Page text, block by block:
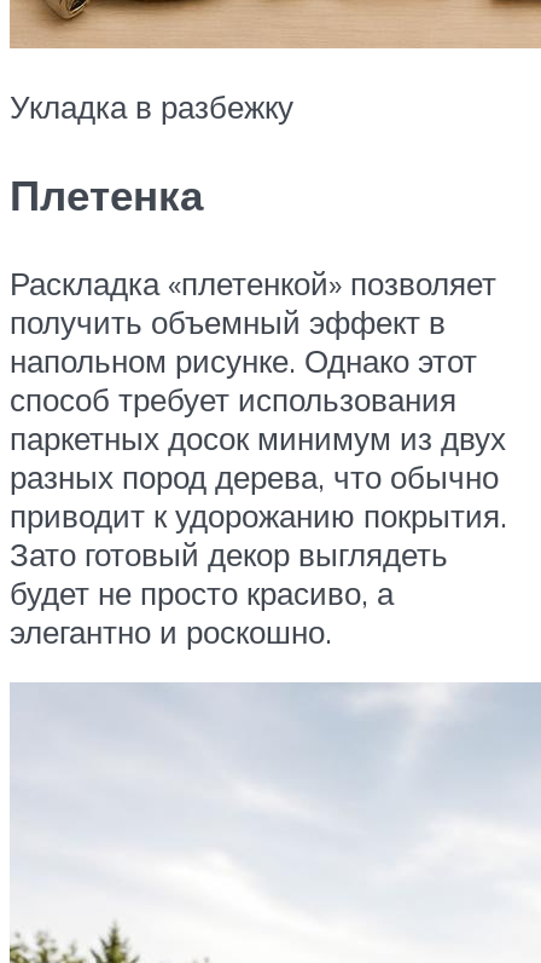
Укладка в разбежку
Плетенка
Раскладка «плетенкой» позволяет
получить объемный эффект в
напольном рисунке. Однако этот
способ требует использования
паркетных досок минимум из двух
разных пород дерева, что обычно
приводит к удорожанию покрытия.
Зато готовый декор выглядеть
будет не просто красиво, а
элегантно и роскошно.